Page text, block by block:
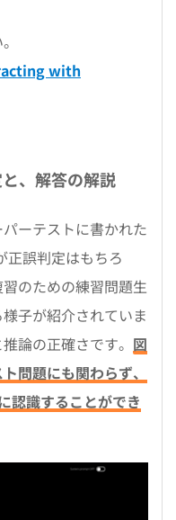
with
、解答の解説
ーテストに書かれた
正誤判定はもちろ
のための練習問題生
子が紹介されていま
論の正確さです。 図
問題にも関わらず、
認識することができ